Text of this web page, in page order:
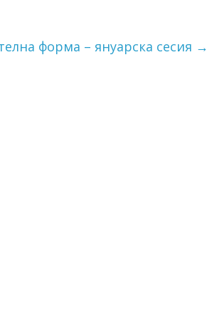
форма – януарска сесия →